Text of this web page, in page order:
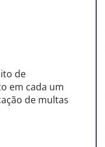
de
em cada um
de multas